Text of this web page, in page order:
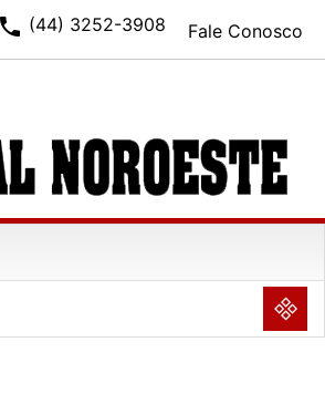
Fale Conosco
phone (44) 3252-3908
NULL